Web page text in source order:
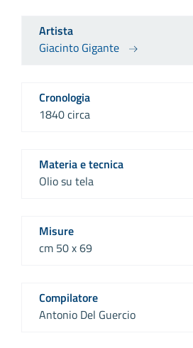
Artista
Giacinto Gigante
Cronologia
1840 circa
Materia e tecnica
Olio su tela
Misure
cm 50 x 69
Compilatore
Antonio Del Guercio